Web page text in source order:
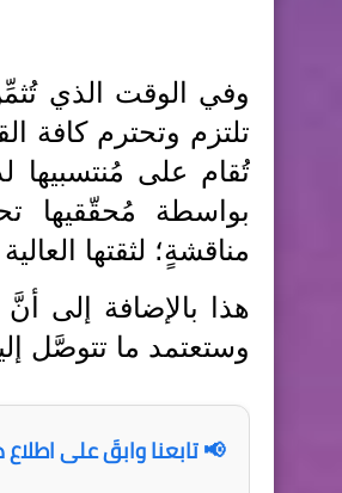
وفي الوقت الذي
تلتزم وتحترم كافة
تُقام على مُنتسبيها
بواسطة مُحقّقيها
مناقشةٍ؛ لثقتها
هذا بالإضافة إلى
وستعتمد ما تتوصَّل
📢 تابعنا وابقَ على اطلاع